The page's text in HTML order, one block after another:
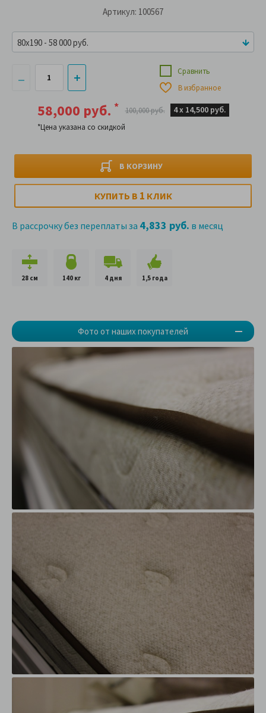
Артикул: 100567
58,000 руб. *
*Цена указана со скидкой
100,000 руб. 4 х 14,500 руб.
В КОРЗИНУ
Сравнить
В избранное
КУПИТЬ В 1 КЛИК
В рассрочку без переплаты за 4,833 руб. в месяц
80x190 - 58 000 руб.
28 см 140 кг 4 дня 1,5 года
Фото от наших покупателей